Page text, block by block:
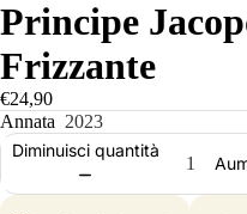
Principe
Frizzante
€24,90
Annata 2023
Diminuisci quantità